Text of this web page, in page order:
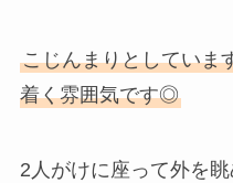
こじんまりとしていま
着く雰囲気です◎
2人がけに座って外を